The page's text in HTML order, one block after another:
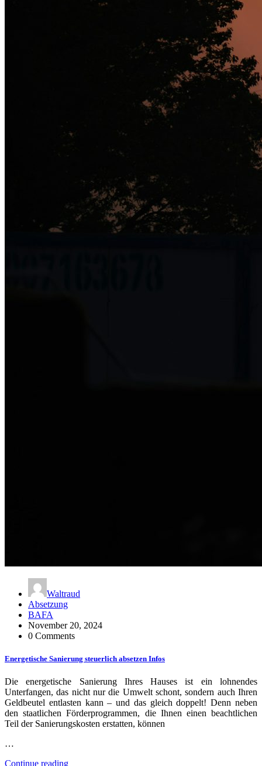
Waltraud
Absetzung
BAFA
November 20, 2024
0 Comments
Energetische Sanierung steuerlich absetzen Infos
Die energetische Sanierung Ihres Hauses ist ein lohnendes
Unterfangen, das nicht nur die Umwelt schont, sondern auch Ihren
Geldbeutel entlasten kann – und das gleich doppelt! Denn neben
den staatlichen Förderprogrammen, die Ihnen einen beachtlichen
Teil der Sanierungskosten erstatten, können
…
Continue reading